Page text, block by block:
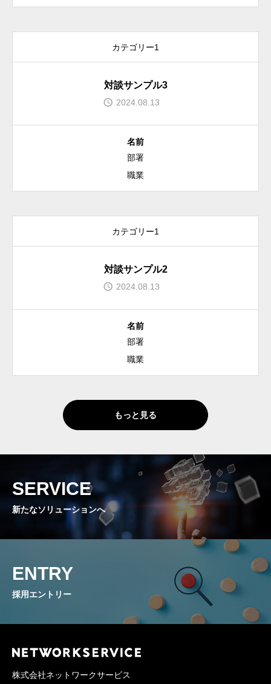
カテゴリー1
対談サンプル3
2024.08.13
名前
部署
職業
カテゴリー1
対談サンプル2
2024.08.13
名前
部署
職業
もっと見る
SERVICE
新たなソリューションへ
ENTRY
採用エントリー
株式会社ネットワークサービス